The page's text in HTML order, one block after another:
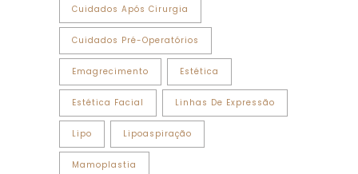
Cuidados Após Cirurgia
Cuidados Pré-Operatórios
Emagrecimento Estética
Estética Facial Linhas De Expressão
Lipo Lipoaspiração
Mamoplastia